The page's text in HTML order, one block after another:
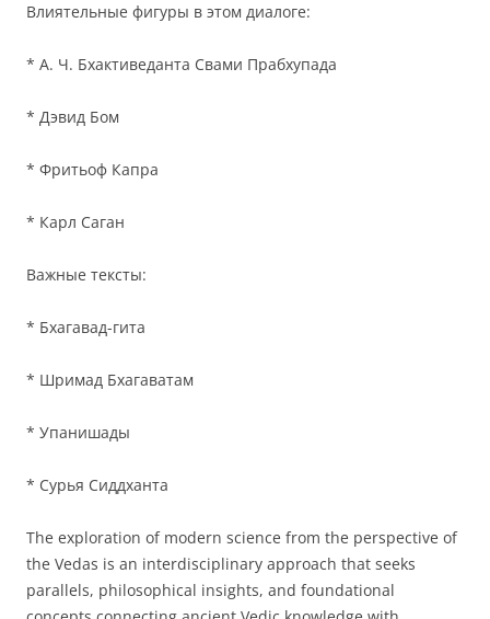
Влиятельные фигуры в этом диалоге:
* А. Ч. Бхактиведанта Свами Прабхупада
* Дэвид Бом
* Фритьоф Капра
* Карл Саган
Важные тексты:
* Бхагавад-гита
* Шримад Бхагаватам
* Упанишады
* Сурья Сиддханта
The exploration of modern science from the perspective of
the Vedas is an interdisciplinary approach that seeks
parallels, philosophical insights, and foundational